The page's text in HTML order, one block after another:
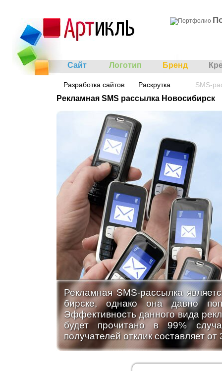
Сайт Логотип Бренд
Разработка сайтов Раскрутка SMS-
Рекламная SMS рассылка Новосибирск
Рекламная SMS-рассылка
бирске, однако она давно
Эффектив­ность данного вида
будет про­читано в 99%
получателей отклик составляет